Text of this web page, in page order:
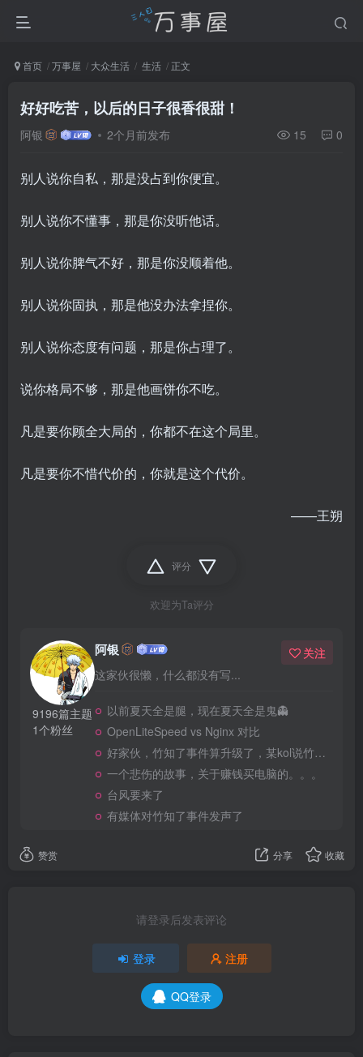
首页 万事屋 大众生活 生活 正文
好好吃苦，以后的日子很香很甜！
阿银 2个月前发布 15 0
别人说你自私，那是没占到你便宜。
别人说你不懂事，那是你没听他话。
别人说你脾气不好，那是你没顺着他。
别人说你固执，那是他没办法拿捏你。
别人说你态度有问题，那是你占理了。
说你格局不够，那是他画饼你不吃。
凡是要你顾全大局的，你都不在这个局里。
凡是要你不惜代价的，你就是这个代价。
——王朔
评分
欢迎为Ta评分
9196篇主题
1个粉丝
阿银
这家伙很懒，什么都没有写...
关注
以前夏天全是腿，现在夏天全是鬼👻
OpenLiteSpeed vs Nginx 对比
好家伙，竹知了事件算升级了，某kol说竹知了是日本玩具
一个悲伤的故事，关于赚钱买电脑的。。。
台风要来了
有媒体对竹知了事件发声了
赞赏 分享 收藏
请登录后发表评论
登录 注册
QQ登录